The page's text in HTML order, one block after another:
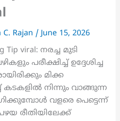
Rajan / June 15, 2026
Tip viral: നരച്ച മുടി
പരീക്ഷിച്ച് ഉദ്ദേശിച്ച
മിക്ക
നിന്നും വാങ്ങുന്ന
വളരെ പെട്ടെന്ന്
രീതിയിലേക്ക്